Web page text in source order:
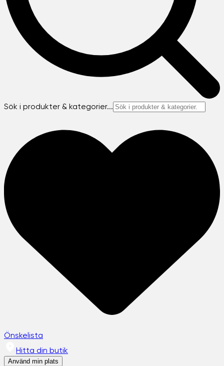
Sök i produkter & kategorier...
Önskelista
Hitta din butik
Använd min plats